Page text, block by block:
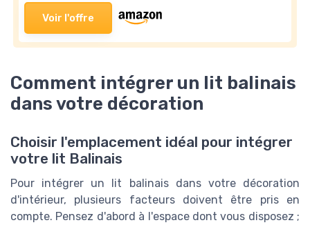
Voir l'offre
Comment intégrer un lit balinais
dans votre décoration
Choisir l'emplacement idéal pour intégrer
votre lit Balinais
Pour intégrer un lit balinais dans votre décoration
d'intérieur, plusieurs facteurs doivent être pris en
compte. Pensez d'abord à l'espace dont vous disposez ;